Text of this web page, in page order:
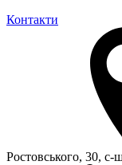
Контакти
Ростовського, 30, с-